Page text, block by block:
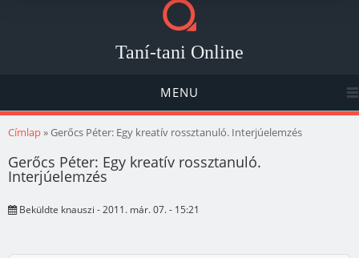
Taní-tani Online
MENU
Jelenlegi hely
Címlap» Gerőcs Péter: Egy kreatív rossztanuló. Interjúelemzés
Gerőcs Péter: Egy kreatív rossztanuló.
Interjúelemzés
Beküldte knauszi - 2011. már. 07. - 15:21